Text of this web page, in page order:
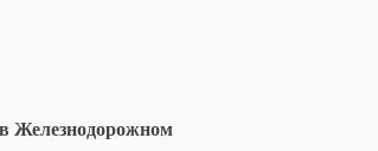
Железнодорожном